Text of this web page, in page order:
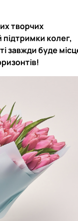
творчих
підтримки колег,
завжди буде